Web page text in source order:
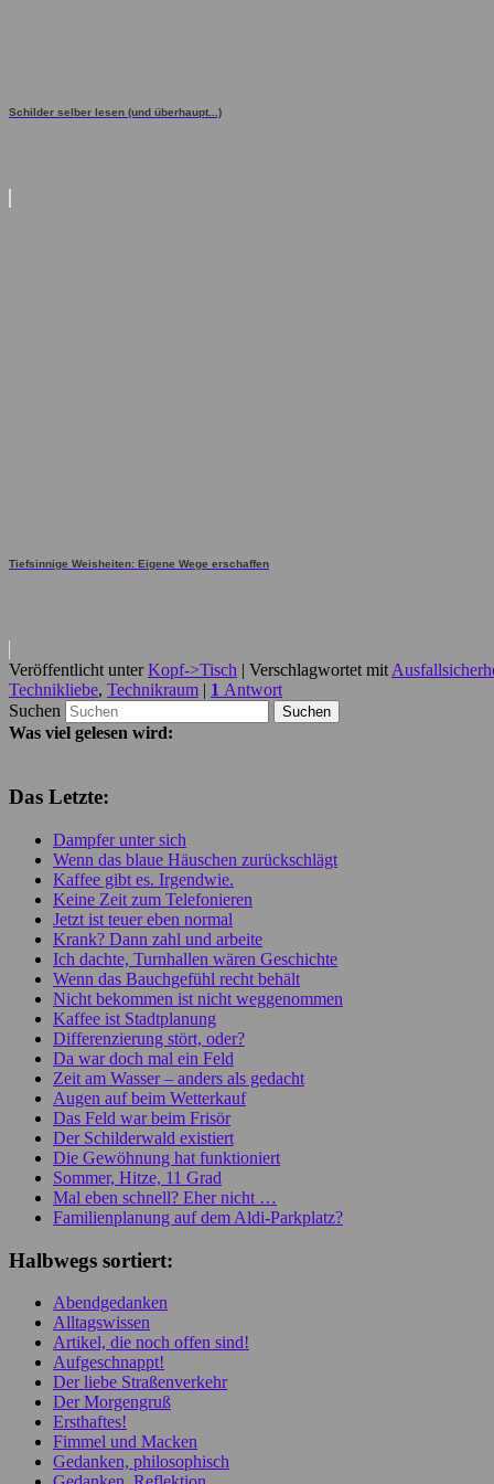
Schilder selber lesen (und überhaupt...)
Tiefsinnige Weisheiten: Eigene Wege erschaffen
Veröffentlicht unter Kopf->Tisch Verschlagwortet mit
Technikliebe, Technikraum 1 Antwort
Suchen
Was viel gelesen wird:
Das Letzte:
Dampfer unter sich
Wenn das blaue Häuschen zurückschlägt
Kaffee gibt es. Irgendwie.
Keine Zeit zum Telefonieren
Jetzt ist teuer eben normal
Krank? Dann zahl und arbeite
Ich dachte, Turnhallen wären Geschichte
Wenn das Bauchgefühl recht behält
Nicht bekommen ist nicht weggenommen
Kaffee ist Stadtplanung
Differenzierung stört, oder?
Da war doch mal ein Feld
Zeit am Wasser – anders als gedacht
Augen auf beim Wetterkauf
Das Feld war beim Frisör
Der Schilderwald existiert
Die Gewöhnung hat funktioniert
Sommer, Hitze, 11 Grad
Mal eben schnell? Eher nicht …
Familienplanung auf dem Aldi-Parkplatz?
Halbwegs sortiert:
Abendgedanken
Alltagswissen
Artikel, die noch offen sind!
Aufgeschnappt!
Der liebe Straßenverkehr
Der Morgengruß
Ersthaftes!
Fimmel und Macken
Gedanken, philosophisch